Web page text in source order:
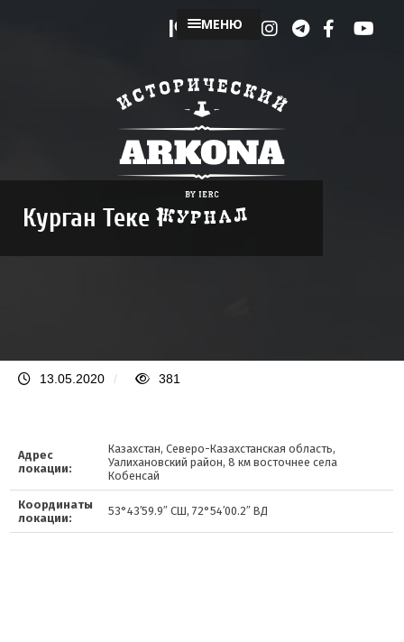
МЕНЮ
Курган Теке 1
13.05.2020 / 381
Адрес
локации:
Казахстан, Северо-Казахстанская область,
Уалихановский район, 8 км восточнее села
Кобенсай
Координаты
локации:
53°43′59.9″ СШ, 72°54′00.2″ ВД